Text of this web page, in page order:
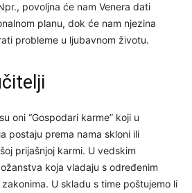
povoljna će nam Venera dati
planu, dok će nam njezina
probleme u ljubavnom životu.
oni “Gospodari karme” koji u
postaju prema nama skloni ili
prijašnjoj karmi. U vedskim
koja vladaju s određenim
U skladu s time poštujemo li